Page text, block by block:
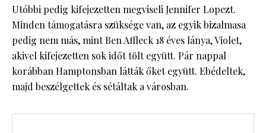
Utóbbi pedig kifejezetten megviseli Jennifer Lopezt.
Minden támogatásra szüksége van, az egyik bizalmasa
pedig nem más, mint Ben Affleck 18 éves lánya, Violet,
akivel kifejezetten sok időt tölt együtt. Pár nappal
korábban Hamptonsban látták őket együtt. Ebédeltek,
majd beszélgettek és sétáltak a városban.